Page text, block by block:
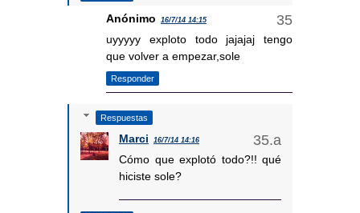
Anónimo 16/7/14 14:15
uyyyyy exploto todo jajajaj tengo
que volver a empezar,sole
Responder
Respuestas
Marci 16/7/14 14:16
Cómo que explotó todo?!! qué
hiciste sole?